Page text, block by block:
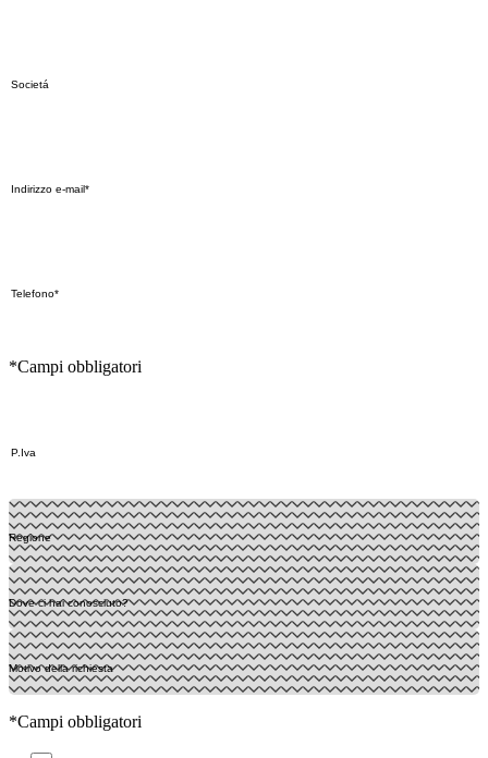
*Campi obbligatori
*Campi obbligatori